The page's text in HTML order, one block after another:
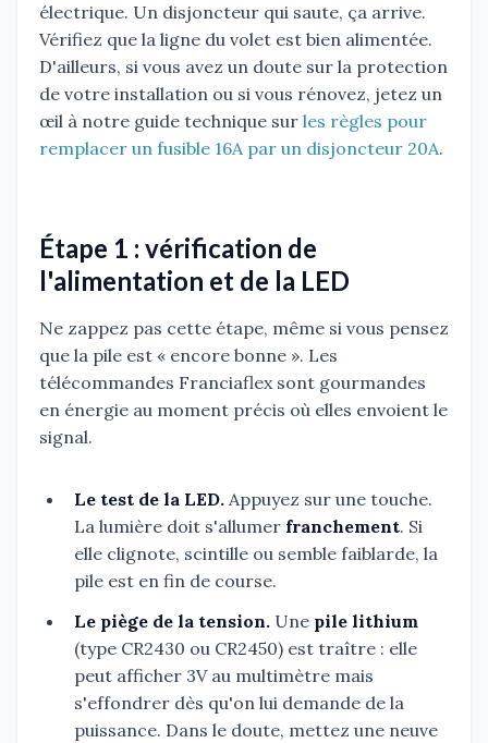
électrique. Un disjoncteur qui saute, ça arrive.
Vérifiez que la ligne du volet est bien alimentée.
D'ailleurs, si vous avez un doute sur la protection
de votre installation ou si vous rénovez, jetez un
œil à notre guide technique sur les règles pour
remplacer un fusible 16A par un disjoncteur 20A.
Étape 1 : vérification de
l'alimentation et de la LED
Ne zappez pas cette étape, même si vous pensez
que la pile est « encore bonne ». Les
télécommandes Franciaflex sont gourmandes
en énergie au moment précis où elles envoient le
signal.
Le test de la LED. Appuyez sur une touche.
La lumière doit s'allumer franchement. Si
elle clignote, scintille ou semble faiblarde, la
pile est en fin de course.
Le piège de la tension. Une pile lithium
(type CR2430 ou CR2450) est traître : elle
peut afficher 3V au multimètre mais
s'effondrer dès qu'on lui demande de la
puissance. Dans le doute, mettez une neuve